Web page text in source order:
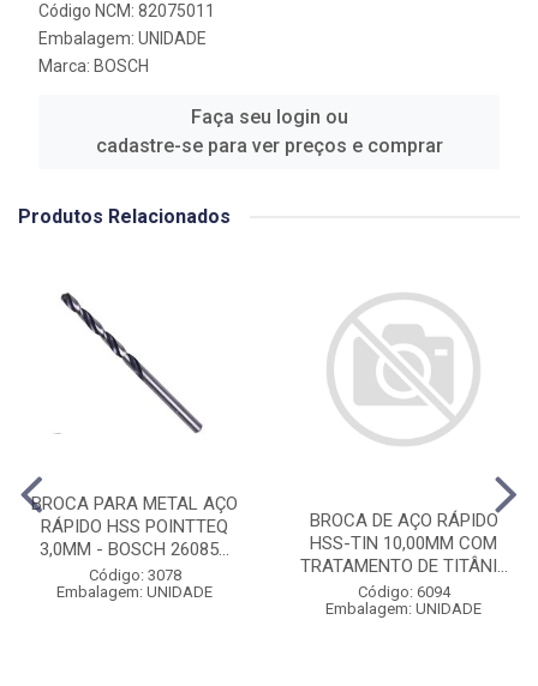
Código NCM: 82075011
Embalagem: UNIDADE
Marca: BOSCH
Faça seu login ou
cadastre-se para ver preços e comprar
Produtos Relacionados
BROCA PARA METAL AÇO
RÁPIDO HSS POINTTEQ
3,0MM - BOSCH 26085...
Código: 3078
Embalagem: UNIDADE
BROCA DE AÇO RÁPIDO
HSS-TIN 10,00MM COM
TRATAMENTO DE TITÂNI...
Código: 6094
Embalagem: UNIDADE